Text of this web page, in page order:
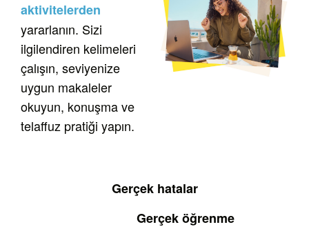
aktivitelerden
yararlanın. Sizi
ilgilendiren kelimeleri
çalışın, seviyenize
uygun makaleler
okuyun, konuşma ve
telaffuz pratiği yapın.
Gerçek hatalar
Gerçek öğrenme